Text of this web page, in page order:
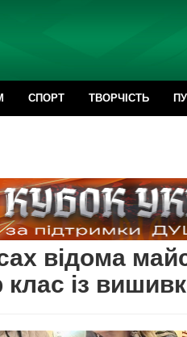
СПОРТ ТВОРЧІСТЬ
відома
із